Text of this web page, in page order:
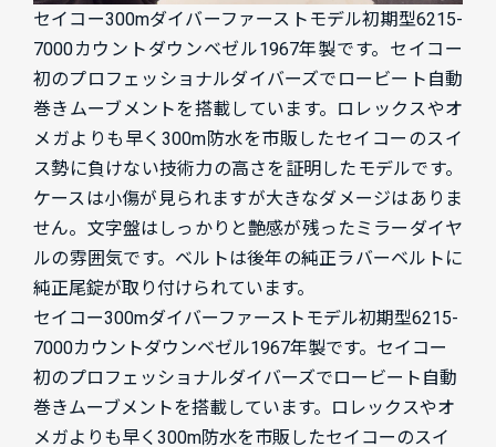
セイコー300mダイバーファーストモデル初期型6215-
7000カウントダウンベゼル1967年製です。セイコー
初のプロフェッショナルダイバーズでロービート自動
巻きムーブメントを搭載しています。ロレックスやオ
メガよりも早く300m防水を市販したセイコーのスイ
ス勢に負けない技術力の高さを証明したモデルです。
ケースは小傷が見られますが大きなダメージはありま
せん。文字盤はしっかりと艶感が残ったミラーダイヤ
ルの雰囲気です。ベルトは後年の純正ラバーベルトに
純正尾錠が取り付けられています。
セイコー300mダイバーファーストモデル初期型6215-
7000カウントダウンベゼル1967年製です。セイコー
初のプロフェッショナルダイバーズでロービート自動
巻きムーブメントを搭載しています。ロレックスやオ
メガよりも早く300m防水を市販したセイコーのスイ